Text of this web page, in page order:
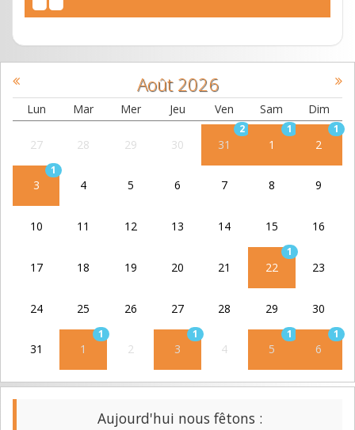
Août 2026
Lun Mar Mer Jeu Ven Sam Dim
27 28 29 30 31
2
1
1
2
1
3
1
4 5 6 7 8 9
10 11 12 13 14 15 16
17 18 19 20 21 22
1
23
24 25 26 27 28 29 30
31 1
1
2 3
1
4 5
1
6
1
Aujourd'hui nous fêtons :